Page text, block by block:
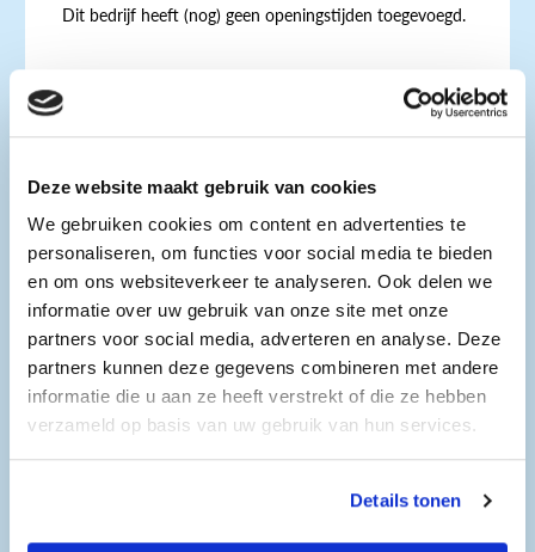
Deze website maakt gebruik van cookies
We gebruiken cookies om content en advertenties te
personaliseren, om functies voor social media te bieden
en om ons websiteverkeer te analyseren. Ook delen we
informatie over uw gebruik van onze site met onze
partners voor social media, adverteren en analyse. Deze
partners kunnen deze gegevens combineren met andere
informatie die u aan ze heeft verstrekt of die ze hebben
verzameld op basis van uw gebruik van hun services.
Details tonen
Dit bedrijf heeft (nog) geen openingstijden toegevoegd.
Talentontwikkelaar /
Projectbegeleider HR
Bekijk vacature
Gegevens
E-mail:info@new-circle.com
Hoofdvestiging